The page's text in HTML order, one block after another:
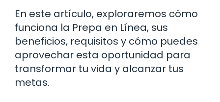
En este artículo, exploraremos cómo
funciona la Prepa en Línea, sus
beneficios, requisitos y cómo puedes
aprovechar esta oportunidad para
transformar tu vida y alcanzar tus
metas.